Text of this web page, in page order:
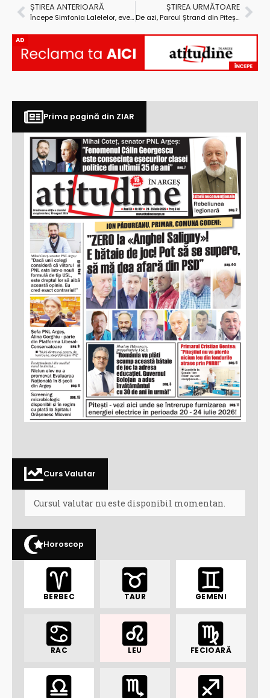
ȘTIREA ANTERIOARĂ
Începe Simfonia Lalelelor, evenimentul reprezentativ al Piteștiului!
ȘTIREA URMĂTOARE
De azi, Parcul Ștrand din Pitești își reia activitatea
AD
Prima pagină din ZIAR
Curs Valutar
Cursul valutar nu este disponibil momentan.
Horoscop
BERBEC TAUR GEMENI
RAC LEU FECIOARĂ